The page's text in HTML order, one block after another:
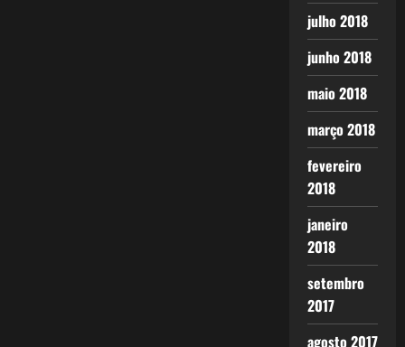
julho 2018
junho 2018
maio 2018
março 2018
fevereiro
2018
janeiro
2018
setembro
2017
agosto 2017